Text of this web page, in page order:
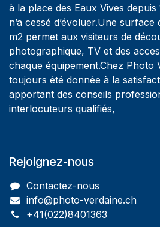
à la place des Eaux Vives
n’a cessé d’évoluer.Une surface
m2 permet aux visiteurs de
photographique, TV et des
chaque équipement.Chez Photo
toujours été donnée à la
apportant des conseils
interlocuteurs qualifiés,
Rejoignez-nous
Contactez-nous
info@photo-verdaine.ch​
​​+41(022)8401363